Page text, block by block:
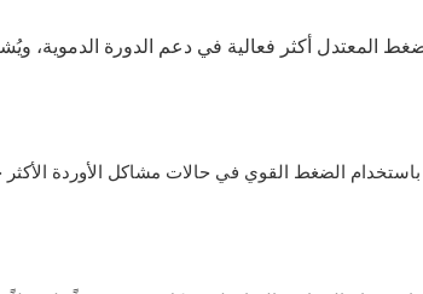
المعتدل أكثر فعالية في دعم الدورة الدموية،
الضغط القوي في حالات مشاكل الأوردة